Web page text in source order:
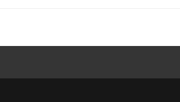
achterin
is zacht en trefzeker,